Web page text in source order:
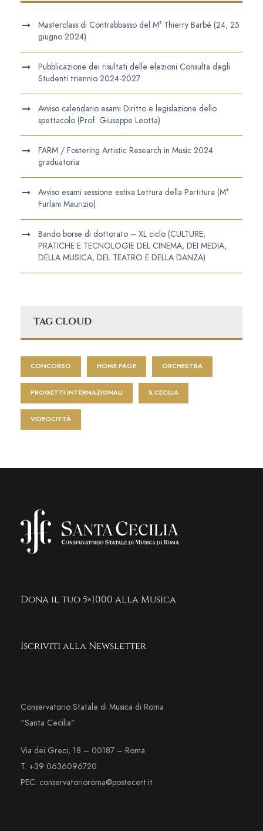
Masterclass di Contrabbasso del M° Thierry Barbé (24, 25
giugno 2024)
Pubblicazione dei risultati delle elezioni Consulta degli
Studenti triennio 2024-2027
Avviso calendario esami Diritto e legislazione dello
spettacolo (Prof. Giuseppe Leotta)
FARM / Fostering Artistic Research in Music 2024
graduatoria
Avviso esami sessione estiva Lettura della Partitura (M°
Furlani Maurizio)
Bando borse di dottorato – XL ciclo (CULTURE,
PRATICHE E TECNOLOGIE DEL CINEMA, DEI MEDIA,
DELLA MUSICA, DEL TEATRO E DELLA DANZA)
TAG CLOUD
CONCORSO HOME PAGE ORCHESTRA
PROGETTI INTERNAZIONALI S.CECILIA
VIDEOCITTÀ
Dona il tuo 5×1000 alla Musica
Iscriviti alla Newsletter
Conservatorio Statale di Musica di Roma
“Santa Cecilia”
Via dei Greci, 18 – 00187 – Roma
T. +39 0636096720
PEC: conservatorioroma@postecert.it